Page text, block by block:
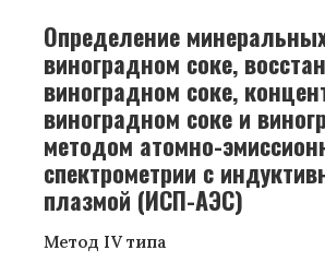
Определение
виноградном соке,
виноградном соке,
виноградном соке и
методом атомно-
спектрометрии с
плазмой (ИСП-АЭС)
Метод IV типа